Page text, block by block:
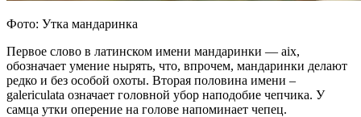
Фото: Утка мандаринка
Первое слово в латинском имени мандаринки — aix,
обозначает умение нырять, что, впрочем, мандаринки делают
редко и без особой охоты. Вторая половина имени –
galericulata означает головной убор наподобие чепчика. У
самца утки оперение на голове напоминает чепец.